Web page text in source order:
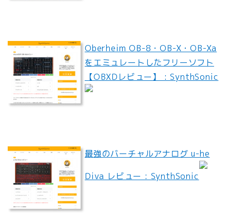
Oberheim OB-8・OB-X・OB-Xa
をエミュレートしたフリーソフト
【OBXDレビュー】 : SynthSonic
最強のバーチャルアナログ u-he
Diva レビュー : SynthSonic